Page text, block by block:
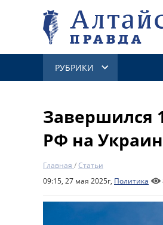
РУБРИКИ
Завершился
РФ на
Главная /Статьи
09:15, 27 мая 2025г, Политика